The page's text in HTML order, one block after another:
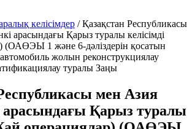
келісімдер /Қазақстан Республикасы
арасындағы Қарыз туралы келісімді
(ОАӨЭЫ 1 және 6-дәліздерін қосатын
жолын реконструкциялау
туралы Заңы
мен Азия
арасындағы Қарыз туралы